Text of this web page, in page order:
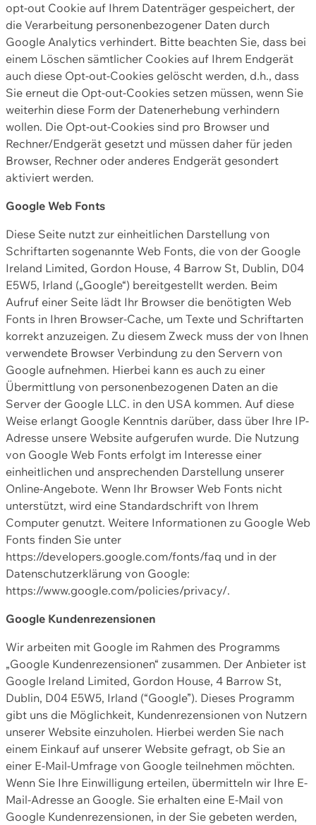
opt-out Cookie auf Ihrem Datenträger gespeichert, der
die Verarbeitung personenbezogener Daten durch
Google Analytics verhindert. Bitte beachten Sie, dass bei
einem Löschen sämtlicher Cookies auf Ihrem Endgerät
auch diese Opt-out-Cookies gelöscht werden, d.h., dass
Sie erneut die Opt-out-Cookies setzen müssen, wenn Sie
weiterhin diese Form der Datenerhebung verhindern
wollen. Die Opt-out-Cookies sind pro Browser und
Rechner/Endgerät gesetzt und müssen daher für jeden
Browser, Rechner oder anderes Endgerät gesondert
aktiviert werden.
Google Web Fonts
Diese Seite nutzt zur einheitlichen Darstellung von
Schriftarten sogenannte Web Fonts, die von der Google
Ireland Limited, Gordon House, 4 Barrow St, Dublin, D04
E5W5, Irland („Google“) bereitgestellt werden. Beim
Aufruf einer Seite lädt Ihr Browser die benötigten Web
Fonts in Ihren Browser-Cache, um Texte und Schriftarten
korrekt anzuzeigen. Zu diesem Zweck muss der von Ihnen
verwendete Browser Verbindung zu den Servern von
Google aufnehmen. Hierbei kann es auch zu einer
Übermittlung von personenbezogenen Daten an die
Server der Google LLC. in den USA kommen. Auf diese
Weise erlangt Google Kenntnis darüber, dass über Ihre IP-
Adresse unsere Website aufgerufen wurde. Die Nutzung
von Google Web Fonts erfolgt im Interesse einer
einheitlichen und ansprechenden Darstellung unserer
Online-Angebote. Wenn Ihr Browser Web Fonts nicht
unterstützt, wird eine Standardschrift von Ihrem
Computer genutzt. Weitere Informationen zu Google Web
Fonts finden Sie unter
https://developers.google.com/fonts/faq und in der
Datenschutzerklärung von Google:
https://www.google.com/policies/privacy/.
Google Kundenrezensionen
Wir arbeiten mit Google im Rahmen des Programms
„Google Kundenrezensionen“ zusammen. Der Anbieter ist
Google Ireland Limited, Gordon House, 4 Barrow St,
Dublin, D04 E5W5, Irland (“Google”). Dieses Programm
gibt uns die Möglichkeit, Kundenrezensionen von Nutzern
unserer Website einzuholen. Hierbei werden Sie nach
einem Einkauf auf unserer Website gefragt, ob Sie an
einer E-Mail-Umfrage von Google teilnehmen möchten.
Wenn Sie Ihre Einwilligung erteilen, übermitteln wir Ihre E-
Mail-Adresse an Google. Sie erhalten eine E-Mail von
Google Kundenrezensionen, in der Sie gebeten werden,